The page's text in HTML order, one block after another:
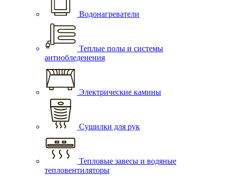
Водонагреватели
Теплые полы и системы
антиобледенения
Электрические камины
Сушилки для рук
Тепловые завесы и водяные
тепловентиляторы